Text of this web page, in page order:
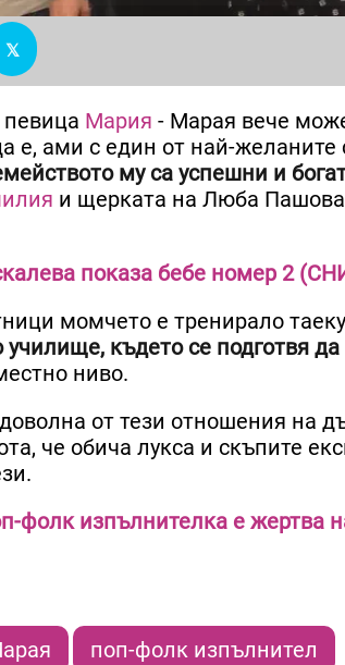
Мария - Марая вече
е, ами с един от най-
му са успешни и
и щерката на Люба
показа бебе номер 2
момчето е тренирало
училище, където се подготвя
ниво.
от тези отношения на
че обича лукса и скъпите
фолк изпълнителка е жертва
поп-фолк изпълнител